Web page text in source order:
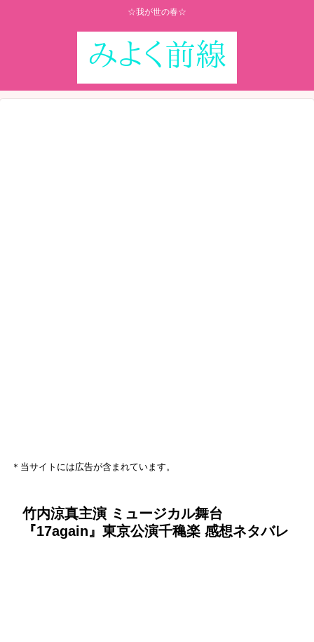
☆我が世の春☆
＊当サイトには広告が含まれています。
竹内涼真主演 ミュージカル舞台
『17again』東京公演千穐楽 感想ネタバレ